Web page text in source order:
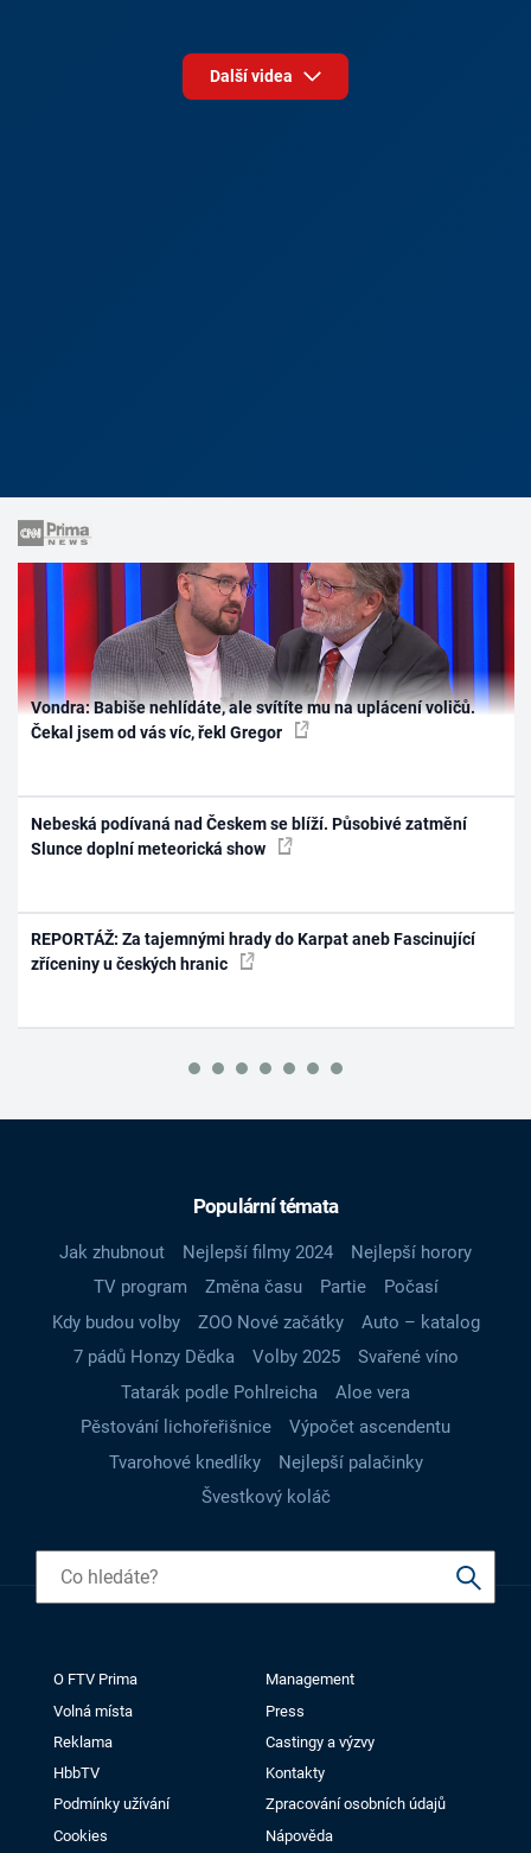
Další videa
Vondra: Babiše nehlídáte, ale svítíte mu na uplácení voličů.
Čekal jsem od vás víc, řekl Gregor
Nebeská podívaná nad Českem se blíží. Působivé zatmění
Slunce doplní meteorická show
REPORTÁŽ: Za tajemnými hrady do Karpat aneb Fascinující
zříceniny u českých hranic
Populární témata
Jak zhubnout Nejlepší filmy 2024
Nejlepší horory
TV program
Změna času Partie
Počasí
Kdy budou volby
ZOO Nové začátky
Auto – katalog
7 pádů Honzy Dědka
Volby 2025
Svařené víno
Tatarák podle Pohlreicha
Aloe vera
Pěstování lichořeřišnice
Výpočet ascendentu
Tvarohové knedlíky
Nejlepší palačinky
Švestkový koláč
O FTV Prima
Management
Volná místa
Press
Reklama
Castingy a výzvy
HbbTV
Kontakty
Podmínky užívání
Zpracování osobních údajů
Cookies
Nápověda